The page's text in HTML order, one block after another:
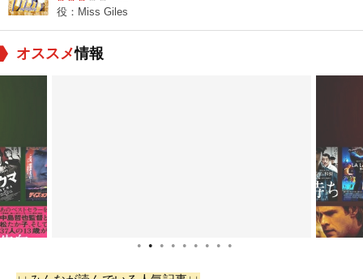
役：Miss Giles
オススメ情報
● ● ● ● ● ● ● ● ●